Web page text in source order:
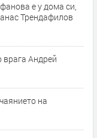
е у дома си,
Трендафилов
врага Андрей
на